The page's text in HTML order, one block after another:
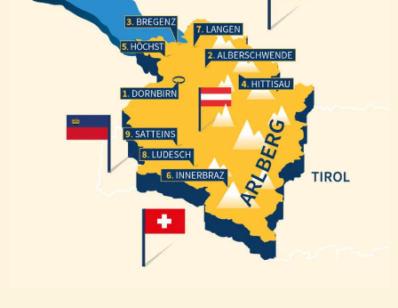
Dornbirn
Bregenz
Langen
Ludesch
Innerbraz
Alberschwende
Satteins
Höchst